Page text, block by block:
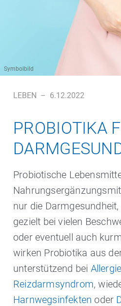
Symbolbild
LEBEN – 6.12.2022
PROBIOTIKA
Probiotische
nur die
gezielt bei vielen
oder eventuell auch
wirken Probiotika aus
unterstützend bei
Reizdarmsyndrom,
Harnwegsinfekten oder